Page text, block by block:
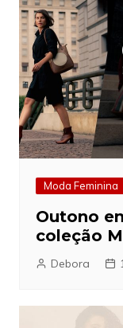
Moda Feminina
Outono
coleção
Debora